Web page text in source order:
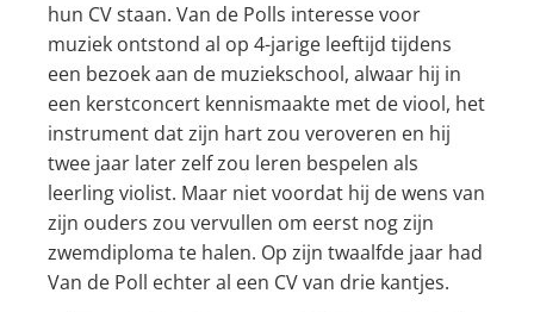
hun CV staan. Van de Polls interesse voor
muziek ontstond al op 4-jarige leeftijd tijdens
een bezoek aan de muziekschool, alwaar hij in
een kerstconcert kennismaakte met de viool, het
instrument dat zijn hart zou veroveren en hij
twee jaar later zelf zou leren bespelen als
leerling violist. Maar niet voordat hij de wens van
zijn ouders zou vervullen om eerst nog zijn
zwemdiploma te halen. Op zijn twaalfde jaar had
Van de Poll echter al een CV van drie kantjes.